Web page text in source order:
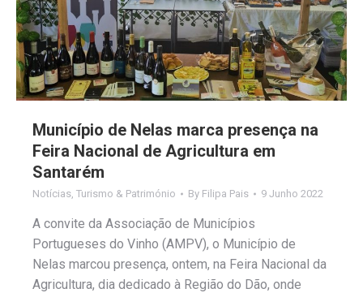
Município de Nelas marca presença na
Feira Nacional de Agricultura em
Santarém
Notícias Turismo & Património By Filipa Pais 9 Junho 2022
A convite da Associação de Municípios
Portugueses do Vinho (AMPV), o Município de
Nelas marcou presença, ontem, na Feira Nacional da
Agricultura, dia dedicado à Região do Dão, onde